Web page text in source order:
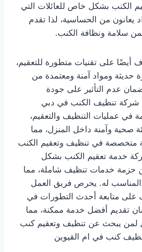
الكنب بشكل خاص للعائلات التي
يعانون من الحساسية، لذا تقدم
سلامة ونظافة الكنب.
أيضًا على تقنيات متطورة للتعقيم،
ومواد آمنة ومعتمدة من
عدم التأثير على جودة
شركة تنظيف الكنب في دبي
في عمليات التنظيف والتعقيم،
صحية وآمنة داخل المنزل، مما
متخصصة في تنظيف وتعقيم الكنب
خدمة تعقيم الكنب بشكل
حزمة خدمات تنظيف شاملة، مما
المناسب له. يحرص فريق العمل
على متابعة أحدث التطورات في
تقديم أفضل خدمة ممكنة، مما
لمن يبحث عن تنظيف وتعقيم كنب
كنب في ام القيوين